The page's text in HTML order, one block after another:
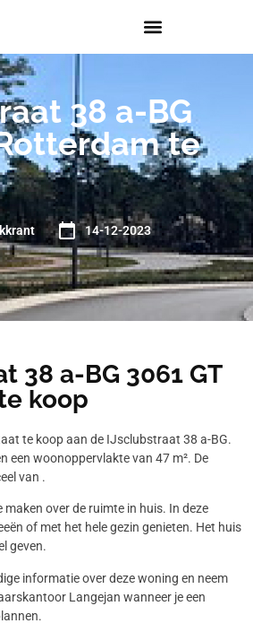
38 a-BG
te
14-12-2023
38 a-BG 3061 GT
koop
te koop aan de IJsclubstraat 38 a-BG.
een woonoppervlakte van 47 m². De
van .
over de ruimte in huis. In deze
of met het hele gezin genieten. Het huis
geven.
informatie over deze woning en neem
Langejan wanneer je een